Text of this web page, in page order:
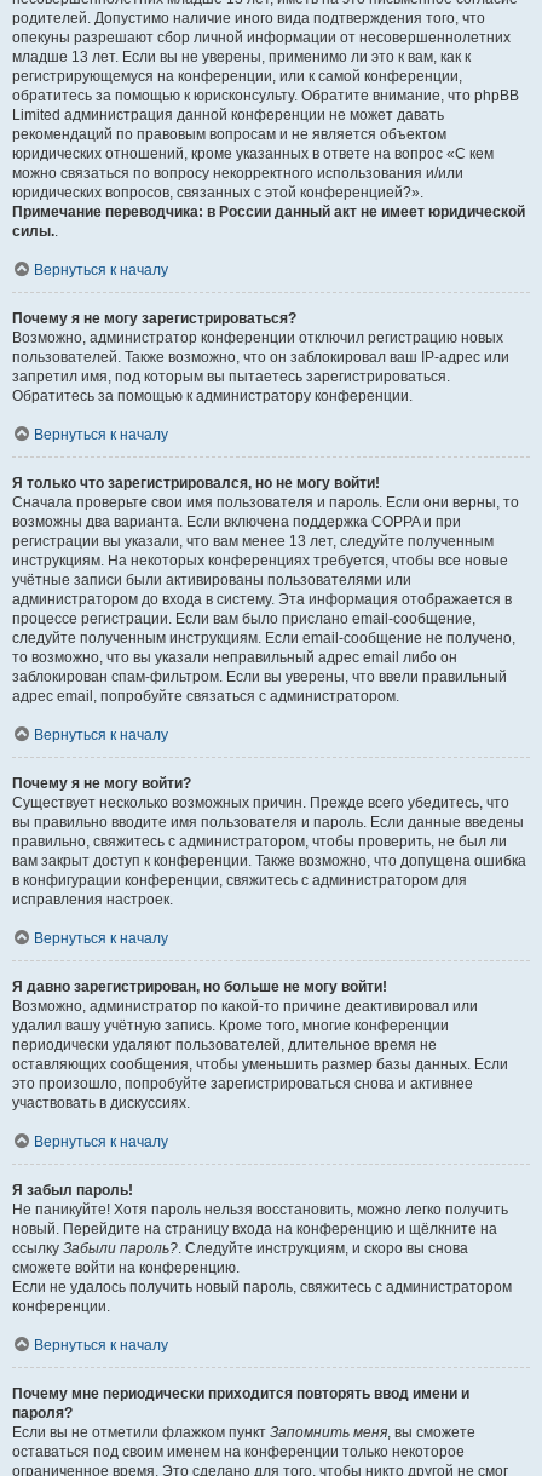
родителей. Допустимо наличие иного вида подтверждения того, что
опекуны разрешают сбор личной информации от несовершеннолетних
младше 13 лет. Если вы не уверены, применимо ли это к вам, как к
регистрирующемуся на конференции, или к самой конференции,
обратитесь за помощью к юрисконсульту. Обратите внимание, что phpBB
Limited администрация данной конференции не может давать
рекомендаций по правовым вопросам и не является объектом
юридических отношений, кроме указанных в ответе на вопрос «С кем
можно связаться по вопросу некорректного использования и/или
юридических вопросов, связанных с этой конференцией?».
Примечание переводчика: в России данный акт не имеет юридической
силы..
Вернуться к началу
Почему я не могу зарегистрироваться?
Возможно, администратор конференции отключил регистрацию новых
пользователей. Также возможно, что он заблокировал ваш IP-адрес или
запретил имя, под которым вы пытаетесь зарегистрироваться.
Обратитесь за помощью к администратору конференции.
Вернуться к началу
Я только что зарегистрировался, но не могу войти!
Сначала проверьте свои имя пользователя и пароль. Если они верны, то
возможны два варианта. Если включена поддержка COPPA и при
регистрации вы указали, что вам менее 13 лет, следуйте полученным
инструкциям. На некоторых конференциях требуется, чтобы все новые
учётные записи были активированы пользователями или
администратором до входа в систему. Эта информация отображается в
процессе регистрации. Если вам было прислано email-сообщение,
следуйте полученным инструкциям. Если email-сообщение не получено,
то возможно, что вы указали неправильный адрес email либо он
заблокирован спам-фильтром. Если вы уверены, что ввели правильный
адрес email, попробуйте связаться с администратором.
Вернуться к началу
Почему я не могу войти?
Существует несколько возможных причин. Прежде всего убедитесь, что
вы правильно вводите имя пользователя и пароль. Если данные введены
правильно, свяжитесь с администратором, чтобы проверить, не был ли
вам закрыт доступ к конференции. Также возможно, что допущена ошибка
в конфигурации конференции, свяжитесь с администратором для
исправления настроек.
Вернуться к началу
Я давно зарегистрирован, но больше не могу войти!
Возможно, администратор по какой-то причине деактивировал или
удалил вашу учётную запись. Кроме того, многие конференции
периодически удаляют пользователей, длительное время не
оставляющих сообщения, чтобы уменьшить размер базы данных. Если
это произошло, попробуйте зарегистрироваться снова и активнее
участвовать в дискуссиях.
Вернуться к началу
Я забыл пароль!
Не паникуйте! Хотя пароль нельзя восстановить, можно легко получить
новый. Перейдите на страницу входа на конференцию и щёлкните на
ссылку Забыли пароль?. Следуйте инструкциям, и скоро вы снова
сможете войти на конференцию.
Если не удалось получить новый пароль, свяжитесь с администратором
конференции.
Вернуться к началу
Почему мне периодически приходится повторять ввод имени и
пароля?
Если вы не отметили флажком пункт Запомнить меня, вы сможете
оставаться под своим именем на конференции только некоторое
ограниченное время. Это сделано для того, чтобы никто другой не смог